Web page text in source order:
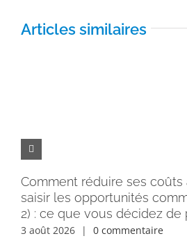
Articles similaires
Comment réduire ses
saisir les opportunités
2) : ce que vous décidez de
3 août 2026 | 0 commentaire